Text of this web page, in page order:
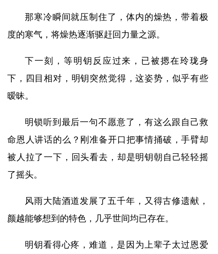
那寒冷瞬间就压制住了，体内的燥热，带着极
度的寒气，将燥热逐渐驱赶回力量之源。
下一刻，等明钥反应过来，已被摁在玲珑身
下，四目相对，明钥突然觉得，这姿势，似乎有些
暧昧。
明锁听到最后一句不愿意了，有这么跟自己救
命恩人讲话的么？刚准备开口把事情捅破，手臂却
被人拉了一下，回头看去，却是明钥朝自己轻轻摇
了摇头。
风雨大陆酒道发展了五千年，又得古修遗献，
颜越能够想到的特色，几乎世间均已存在。
明钥看得心疼，难道，是因为上辈子太过恩爱